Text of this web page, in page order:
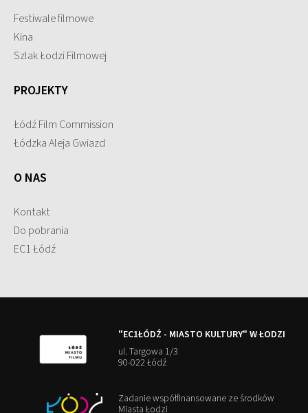
Festiwale filmowe
Kina
Szlak Łodzi Filmowej
PROJEKTY
Łódź Film Commission
Łódzka Aleja Gwiazd
O NAS
Kontakt
Do pobrania
EC1 Łódź
"EC1ŁÓDŹ - MIASTO KULTURY" W ŁODZI
ul. Targowa 1/3
90-022 Łódź
Zadanie współfinansowane ze środków
Miasta Łodzi